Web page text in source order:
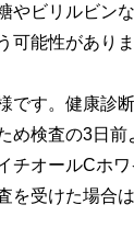
やビリルビン
可能性がありま
です。健康診
め検査の3日前
チオールCホ
を受けた場合